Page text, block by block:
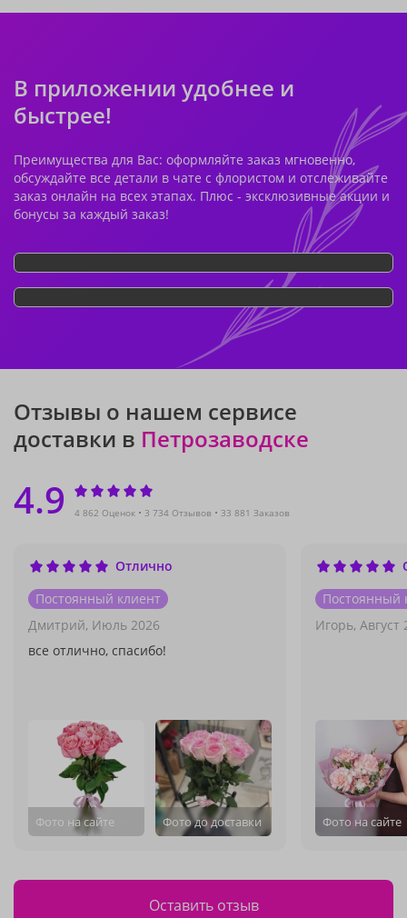
В приложении удобнее и
быстрее!
Преимущества для Вас: оформляйте заказ мгновенно,
обсуждайте все детали в чате с флористом и отслеживайте
заказ онлайн на всех этапах. Плюс - эксклюзивные акции и
бонусы за каждый заказ!
Отзывы о нашем сервисе
доставки в Петрозаводске
4.9 4 862 Оценок 3 734 Отзывов 33 881 Заказов
Отлично
Постоянный клиент
Дмитрий, Июль 2026
все отлично, спасибо!
Фото на сайте Фото до доставки
Постоянный
Игорь, Август
Фото на сайте
Оставить отзыв